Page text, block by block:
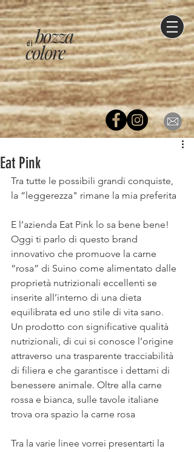
di
colore
bozza
Eat Pink
Tra tutte le possibili grandi conquiste,
la “leggerezza" rimane la mia preferita
E l’azienda Eat Pink lo sa bene bene!
Oggi ti parlo di questo brand
innovativo che promuove la carne
“rosa” di Suino come alimentato dalle
proprietà nutrizionali eccellenti se
inserite all’interno di una dieta
equilibrata ed uno stile di vita sano.
Un prodotto con significative qualità
nutrizionali, di cui si conosce l’origine
attraverso una trasparente tracciabilità
di filiera e che garantisce i dettami di
benessere animale. Oltre alla carne
rossa e bianca, sulle tavole italiane
trova ora spazio la carne rosa
Tra la varie linee vorrei presentarti la